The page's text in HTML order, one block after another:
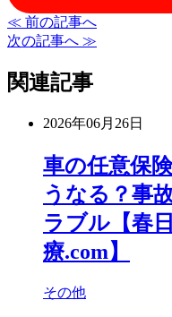
≪ 前の記事へ
次の記事へ ≫
関連記事
2026年06月26日
車の任意保
うなる？事
ラブル【春
療.com】
その他